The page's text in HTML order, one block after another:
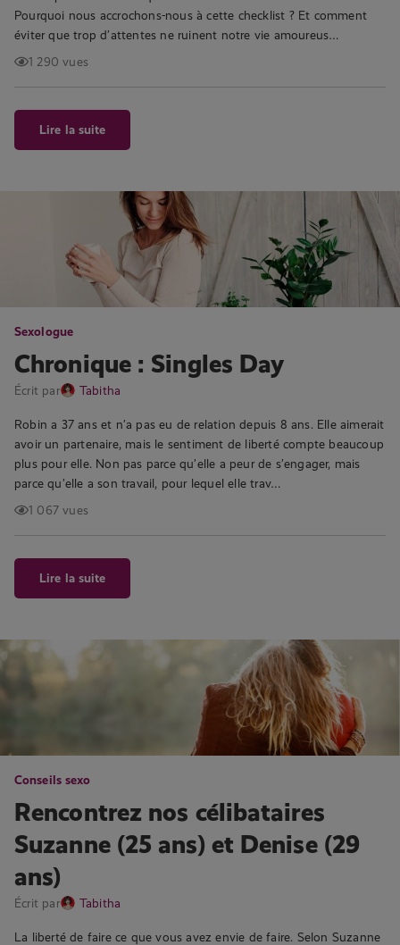
Pourquoi nous accrochons-nous à cette checklist ? Et comment
éviter que trop d’attentes ne ruinent notre vie amoureus…
1 290 vues
Lire la suite
Sexologue
Chronique : Singles Day
Écrit par Tabitha
Robin a 37 ans et n’a pas eu de relation depuis 8 ans. Elle aimerait
avoir un partenaire, mais le sentiment de liberté compte beaucoup
plus pour elle. Non pas parce qu’elle a peur de s’engager, mais
parce qu’elle a son travail, pour lequel elle trav…
1 067 vues
Lire la suite
Conseils sexo
Rencontrez nos célibataires
Suzanne (25 ans) et Denise (29
ans)
Écrit par Tabitha
La liberté de faire ce que vous avez envie de faire. Selon Suzanne